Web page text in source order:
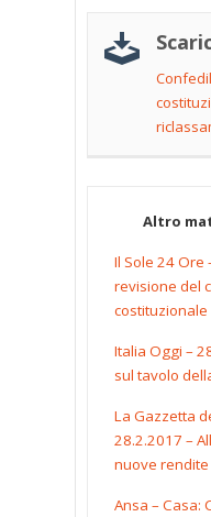
Altro
Il Sole 24 Ore
revisione del
costituzionale
Italia Oggi –
sul tavolo
La Gazzetta
28.2.2017 –
nuove
Ansa – Casa: